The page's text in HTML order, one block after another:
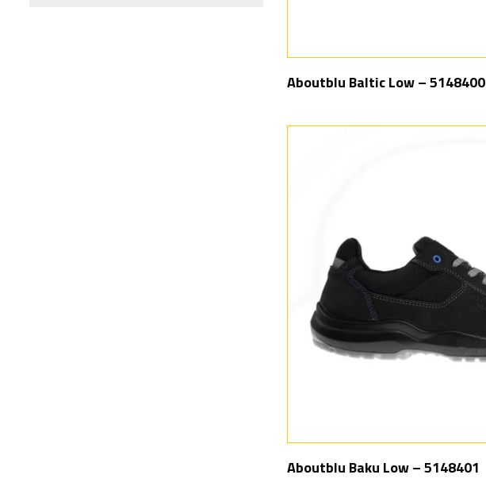
Aboutblu Baltic Low – 5148400
Aboutblu Baku Low – 5148401